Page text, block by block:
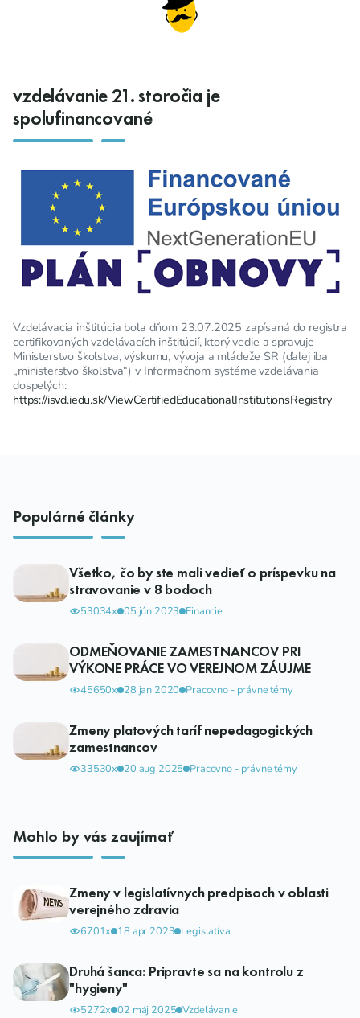
vzdelávanie 21. storočia je
spolufinancované
Vzdelávacia inštitúcia bola dňom 23.07.2025 zapísaná do registra
certifikovaných vzdelávacích inštitúcií, ktorý vedie a spravuje
Ministerstvo školstva, výskumu, vývoja a mládeže SR (ďalej iba
„ministerstvo školstva“) v Informačnom systéme vzdelávania
dospelých:
https://isvd.iedu.sk/ViewCertifiedEducationalInstitutionsRegistry
Populárné články
Všetko, čo by ste mali vedieť o príspevku na
stravovanie v 8 bodoch
53034x 05 jún 2023 Financie
ODMEŇOVANIE ZAMESTNANCOV PRI
VÝKONE PRÁCE VO VEREJNOM ZÁUJME
45650x 28 jan 2020 Pracovno - právne témy
Zmeny platových taríf nepedagogických
zamestnancov
33530x 20 aug 2025 Pracovno - právne témy
Mohlo by vás zaujímať
Zmeny v legislatívnych predpisoch v oblasti
verejného zdravia
6701x 18 apr 2023 Legislatíva
Druhá šanca: Pripravte sa na kontrolu z
"hygieny"
5272x 02 máj 2025 Vzdelávanie